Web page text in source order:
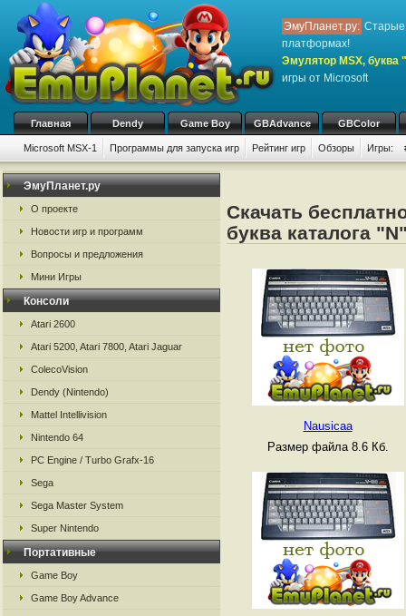
ЭмуПланет.ру: Старые
платформах!
Эмулятор MSX, буква
игры от Microsoft
Главная Dendy Game Boy GBAdvance GBColor
Microsoft MSX-1 Программы для запуска игр Рейтинг игр Обзоры Игры:
ЭмуПланет.ру
О проекте
Новости игр и программ
Вопросы и предложения
Мини Игры
Консоли
Atari 2600
Atari 5200, Atari 7800, Atari Jaguar
ColecoVision
Dendy (Nintendo)
Mattel Intellivision
Nintendo 64
PC Engine / Turbo Grafx-16
Sega
Sega Master System
Super Nintendo
Портативные
Game Boy
Game Boy Advance
Скачать
буква каталога
Nausicaa
Размер файла 8.6 Кб.